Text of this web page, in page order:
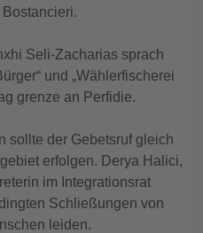
Bostancieri.
Seli-Zacharias sprach
und „Wählerfischerei
grenze an Perfidie.
sollte der Gebetsruf gleich
erfolgen. Derya Halici,
im Integrationsrat
Schließungen von
leiden.